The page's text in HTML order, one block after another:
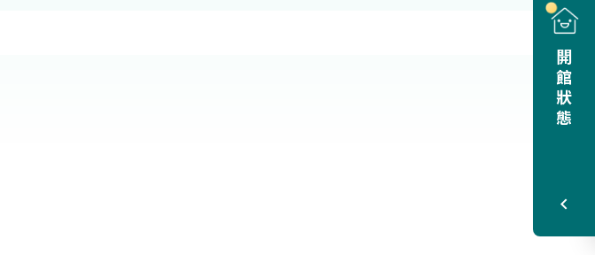
開館狀態